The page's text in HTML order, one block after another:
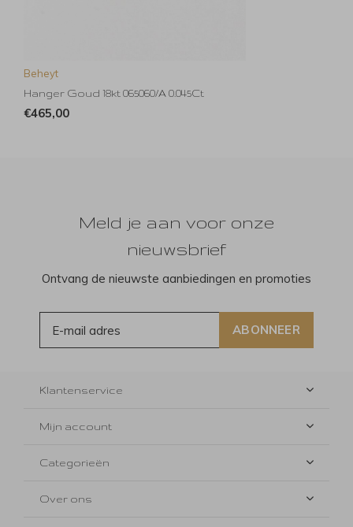
Beheyt
Hanger Goud 18kt 065060/A 0.045Ct
€465,00
Meld je aan voor onze
nieuwsbrief
Ontvang de nieuwste aanbiedingen en promoties
ABONNEER
Klantenservice
Mijn account
Categorieën
Over ons